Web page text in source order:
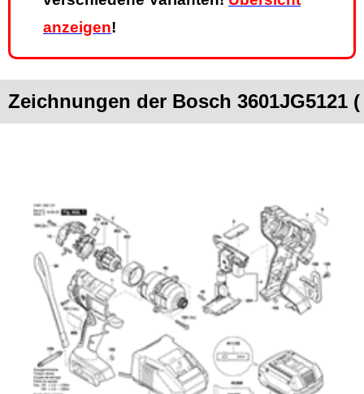
anzeigen!
Zeichnungen der Bosch 3601JG5121 (